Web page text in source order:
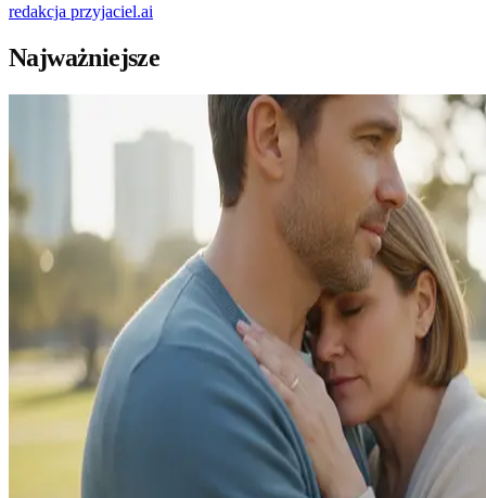
redakcja przyjaciel.ai
Najważniejsze